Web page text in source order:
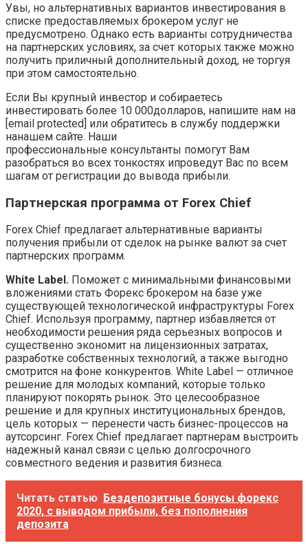
Увы, но альтернативных вариантов инвестирования в
списке предоставляемых брокером услуг не
предусмотрено. Однако есть варианты сотрудничества
на партнерских условиях, за счет которых также можно
получить приличный дополнительный доход, не торгуя
при этом самостоятельно.
Если Вы крупный инвестор и собираетесь
инвестировать более 10 000долларов, напишите нам на
[email protected] или обратитесь в службу поддержки
нанашем сайте. Наши
профессиональные консультанты помогут Вам
разобраться во всех тонкостях ипроведут Вас по всем
шагам от регистрации до вывода прибыли.
Партнерская программа от Forex Chief
Forex Chief предлагает альтернативные варианты
получения прибыли от сделок на рынке валют за счет
партнерских программ.
White Label. Поможет с минимальными финансовыми
вложениями стать Форекс брокером на базе уже
существующей технологической инфраструктуры Forex
Chief. Используя программу, партнер избавляется от
необходимости решения ряда серьезных вопросов и
существенно экономит на лицензионных затратах,
разработке собственных технологий, а также выгодно
смотрится на фоне конкурентов. White Label — отличное
решение для молодых компаний, которые только
планируют покорять рынок. Это целесообразное
решение и для крупных институциональных брендов,
цель которых — перенести часть бизнес-процессов на
аутсорсинг. Forex Chief предлагает партнерам выстроить
надежный канал связи с целью долгосрочного
совместного ведения и развития бизнеса.
Читать статью Бездепозитные бонусы форекс
2020, с выводом прибыли, без пополнения
депозита